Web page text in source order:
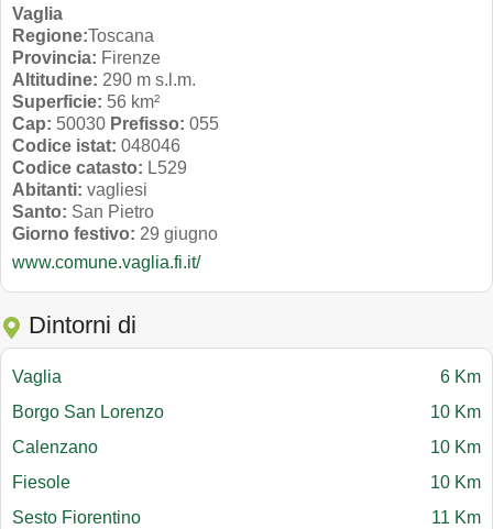
Vaglia
Regione:Toscana
Provincia: Firenze
Altitudine: 290 m s.l.m.
Superficie: 56 km²
Cap: 50030 Prefisso: 055
Codice istat: 048046
Codice catasto: L529
Abitanti: vagliesi
Santo: San Pietro
Giorno festivo: 29 giugno
www.comune.vaglia.fi.it/
Dintorni di
Vaglia
6 Km
Borgo San Lorenzo
10 Km
Calenzano
10 Km
Fiesole
10 Km
Sesto Fiorentino
11 Km